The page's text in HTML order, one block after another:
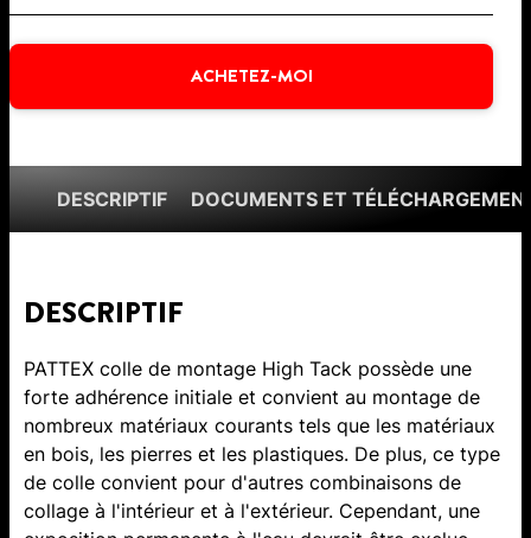
ACHETEZ-MOI
DESCRIPTIF DOCUMENTS ET
DESCRIPTIF
PATTEX colle de montage High Tack possède une
forte adhérence initiale et convient au montage de
nombreux matériaux courants tels que les matériaux
en bois, les pierres et les plastiques. De plus, ce type
de colle convient pour d'autres combinaisons de
collage à l'intérieur et à l'extérieur. Cependant, une